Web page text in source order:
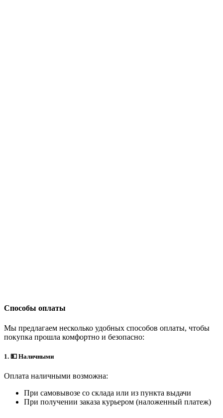
Способы оплаты
Мы предлагаем несколько удобных способов оплаты, чтобы
покупка прошла комфортно и безопасно:
1. 💵 Наличными
Оплата наличными возможна:
При самовывозе со склада или из пункта выдачи
При получении заказа курьером (наложенный платеж)